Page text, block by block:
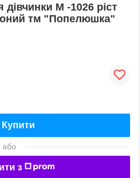
М -1026 ріст
тм "Попелюшка"
Купити
або
з